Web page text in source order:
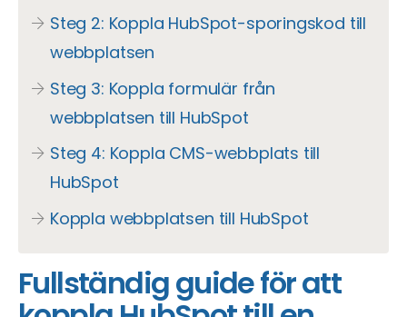
Steg 2: Koppla HubSpot-sporingskod till
webbplatsen
Steg 3: Koppla formulär från
webbplatsen till HubSpot
Steg 4: Koppla CMS-webbplats till
HubSpot
Koppla webbplatsen till HubSpot
Fullständig guide för att